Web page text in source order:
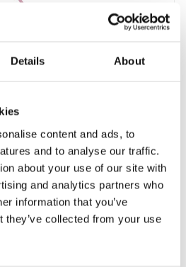
Details About
content and ads, to
and to analyse our traffic.
about your use of our site with
and analytics partners who
information that you’ve
they’ve collected from your use
inclusa (Ø max 40